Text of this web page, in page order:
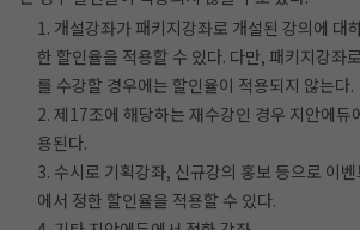
1. 개설강좌가 패키지강좌로 개설된 강의에 대
한 할인율을 적용할 수 있다. 다만, 패키지강좌
를 수강할 경우에는 할인율이 적용되지 않는다.
2. 제17조에 해당하는 재수강인 경우 지안에듀
용된다.
3. 수시로 기획강좌, 신규강의 홍보 등으로 이
에서 정한 할인율을 적용할 수 있다.